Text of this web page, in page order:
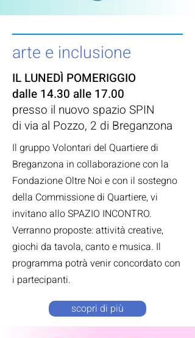
arte e inclusione
IL LUNEDÌ POMERIGGIO
dalle 14.30 alle 17.00
presso il nuovo spazio SPIN
di via al Pozzo, 2 di Breganzona
Il gruppo Volontari del Quartiere di
Breganzona⁣ in collaborazione con la
Fondazione Oltre Noi⁣ e con il sostegno
della Commissione di Quartiere⁣, vi
invitano allo SPAZIO INCONTRO.
Verranno proposte: attività creative,
giochi da tavola, canto e musica.⁣ Il
programma potrà venir concordato con
i partecipanti.⁣
scopri di più